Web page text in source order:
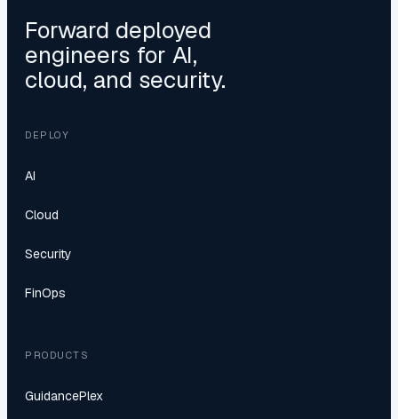
Forward deployed
engineers for AI,
cloud, and security.
DEPLOY
AI
Cloud
Security
FinOps
PRODUCTS
GuidancePlex